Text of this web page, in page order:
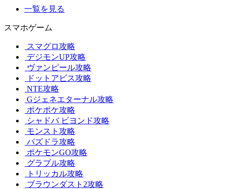
一覧を見る
スマホゲーム
スマグロ攻略
デジモンUP攻略
ヴァンピール攻略
ドットアビス攻略
NTE攻略
Gジェネエターナル攻略
ポケポケ攻略
シャドバ ビヨンド攻略
モンスト攻略
パズドラ攻略
ポケモンGO攻略
グラブル攻略
トリッカル攻略
ブラウンダスト2攻略